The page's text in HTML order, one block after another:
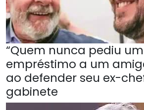
“Quem nunca pediu um
empréstimo a um
ao defender seu ex-
gabinete